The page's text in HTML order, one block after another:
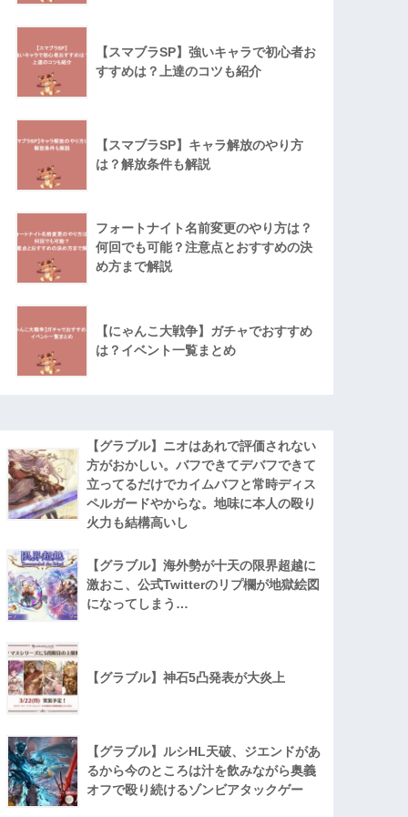
【スマブラSP】強いキャラで初心者お
すすめは？上達のコツも紹介
【スマブラSP】キャラ解放のやり方
は？解放条件も解説
フォートナイト名前変更のやり方は？
何回でも可能？注意点とおすすめの決
め方まで解説
【にゃんこ大戦争】ガチャでおすすめ
は？イベント一覧まとめ
【グラブル】ニオはあれで評価されない
方がおかしい。バフできてデバフできて
立ってるだけでカイムバフと常時ディス
ペルガードやからな。地味に本人の殴り
火力も結構高いし
【グラブル】海外勢が十天の限界超越に
激おこ、公式Twitterのリプ欄が地獄絵図
になってしまう…
【グラブル】神石5凸発表が大炎上
【グラブル】ルシHL天破、ジエンドがあ
るから今のところは汁を飲みながら奥義
オフで殴り続けるゾンビアタックゲー